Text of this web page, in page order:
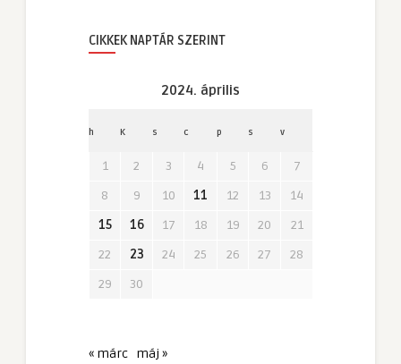
CIKKEK NAPTÁR SZERINT
2024. április
h K s c p s v
1 2 3 4 5 6
7
8
9 10 11 12 13
14
15
16 17 18 19 20
21
22
23 24 25 26 27
28
29
30
« márc máj »